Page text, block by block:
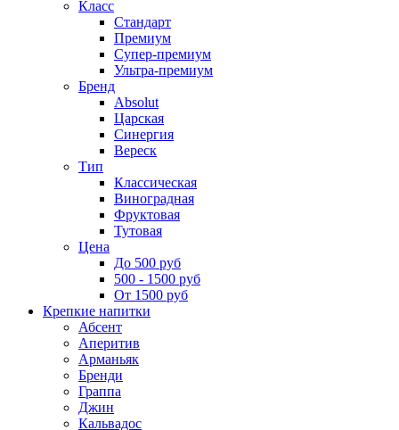
Класс
Стандарт
Премиум
Супер-премиум
Ультра-премиум
Бренд
Absolut
Царская
Синергия
Вереск
Тип
Классическая
Виноградная
Фруктовая
Тутовая
Цена
До 500 руб
500 - 1500 руб
От 1500 руб
Крепкие напитки
Абсент
Аперитив
Арманьяк
Бренди
Граппа
Джин
Кальвадос